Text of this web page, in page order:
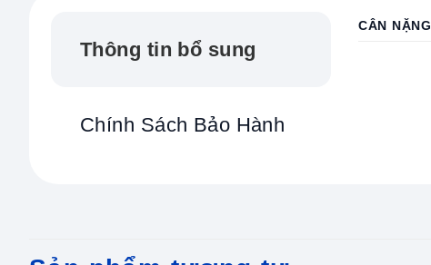
Thông tin bổ sung
Chính Sách Bảo Hành
CÂN NẶNG